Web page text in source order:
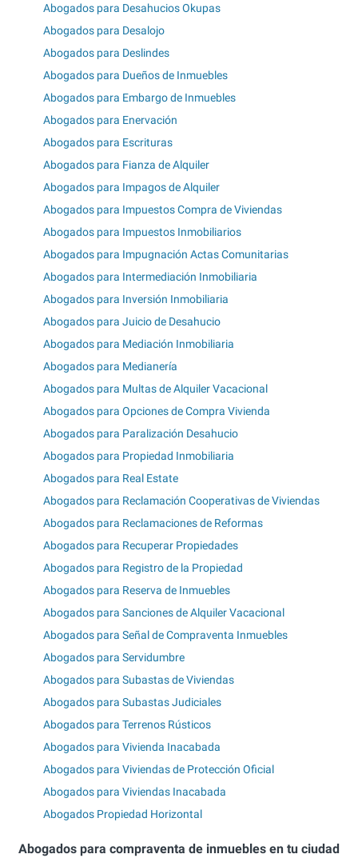
Abogados para Desahucios Okupas
Abogados para Desalojo
Abogados para Deslindes
Abogados para Dueños de Inmuebles
Abogados para Embargo de Inmuebles
Abogados para Enervación
Abogados para Escrituras
Abogados para Fianza de Alquiler
Abogados para Impagos de Alquiler
Abogados para Impuestos Compra de Viviendas
Abogados para Impuestos Inmobiliarios
Abogados para Impugnación Actas Comunitarias
Abogados para Intermediación Inmobiliaria
Abogados para Inversión Inmobiliaria
Abogados para Juicio de Desahucio
Abogados para Mediación Inmobiliaria
Abogados para Medianería
Abogados para Multas de Alquiler Vacacional
Abogados para Opciones de Compra Vivienda
Abogados para Paralización Desahucio
Abogados para Propiedad Inmobiliaria
Abogados para Real Estate
Abogados para Reclamación Cooperativas de Viviendas
Abogados para Reclamaciones de Reformas
Abogados para Recuperar Propiedades
Abogados para Registro de la Propiedad
Abogados para Reserva de Inmuebles
Abogados para Sanciones de Alquiler Vacacional
Abogados para Señal de Compraventa Inmuebles
Abogados para Servidumbre
Abogados para Subastas de Viviendas
Abogados para Subastas Judiciales
Abogados para Terrenos Rústicos
Abogados para Vivienda Inacabada
Abogados para Viviendas de Protección Oficial
Abogados para Viviendas Inacabada
Abogados Propiedad Horizontal
Abogados para compraventa de inmuebles en tu ciudad